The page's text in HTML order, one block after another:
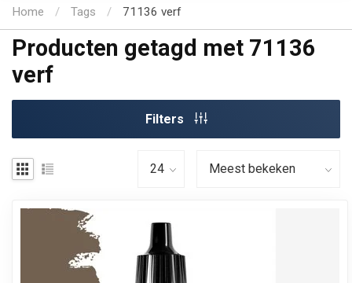
Home / Tags / 71136 verf
Producten getagd met 71136
verf
Filters